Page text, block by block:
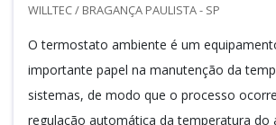
WILLTEC / BRAGANÇA PAULISTA - SP
O termostato ambiente é um
importante papel na manutenção da
sistemas, de modo que o processo
regulação automática da temperatura do